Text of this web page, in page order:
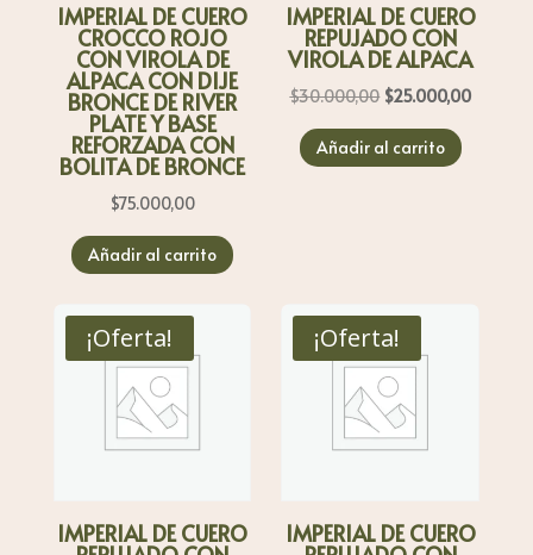
IMPERIAL DE CUERO
CROCCO ROJO
CON VIROLA DE
ALPACA CON DIJE
BRONCE DE RIVER
PLATE Y BASE
REFORZADA CON
BOLITA DE BRONCE
$75.000,00
Añadir al carrito
IMPERIAL DE CUERO
REPUJADO CON
VIROLA DE ALPACA
$30.000,00 El
precio
original
$25.000,00El
Añadir al carrito
¡Oferta!
IMPERIAL DE CUERO
¡Oferta!
IMPERIAL DE CUERO